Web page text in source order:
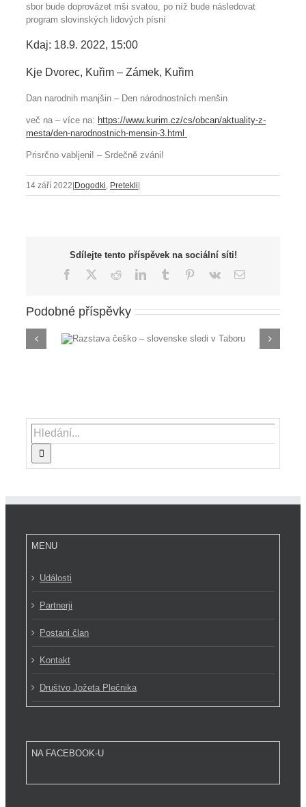
sbor bude doprovázet mši svatou, po níž bude následovat
program slovinských lidových písní
Kdaj: 18.9. 2022, 15:00
Kje Dvorec, Kuřim – Zámek, Kuřim
Dan narodnih manjšin – Den národnostních menšin
več na – více na: https://www.kurim.cz/cs/obcan/aktuality-z-
mesta/den-narodnostnich-mensin-3.html
Prisrčno vabljeni! – Srdečně zváni!
14 září 2022|Dogodki Pretekli|
Sdílejte tento příspěvek na sociální síti!
Facebook RedditLinkedInTumblr Pinterest
Vk
E-
Podobné příspěvky
sledi v
Razstava Slovenija,
Hledat:
MENU
Události
Partnerji
Postani član
Kontakt
Društvo Jožeta Plečnika
NA FACEBOOK-U